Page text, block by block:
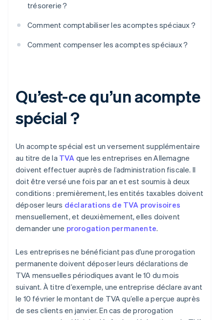
trésorerie ?
Comment comptabiliser les acomptes spéciaux ?
Comment compenser les acomptes spéciaux ?
Qu’est-ce qu’un acompte
spécial ?
Un acompte spécial est un versement supplémentaire
au titre de la TVA que les entreprises en Allemagne
doivent effectuer auprès de l’administration fiscale. Il
doit être versé une fois par an et est soumis à deux
conditions : premièrement, les entités taxables doivent
déposer leurs déclarations de TVA provisoires
mensuellement, et deuxièmement, elles doivent
demander une prorogation permanente.
Les entreprises ne bénéficiant pas d’une prorogation
permanente doivent déposer leurs déclarations de
TVA mensuelles périodiques avant le 10 du mois
suivant. À titre d’exemple, une entreprise déclare avant
le 10 février le montant de TVA qu’elle a perçue auprès
de ses clients en janvier. En cas de prorogation